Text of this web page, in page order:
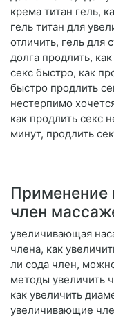
крема титан гель,
гель титан для
отличить, гель для
долга продлить,
секс быстро, как
быстро продлить
нестерпимо
как продлить секс
минут, продлить
Применение
член
увеличивающая
члена, как
ли сода член,
методы увеличить
как увеличить
увеличивающие